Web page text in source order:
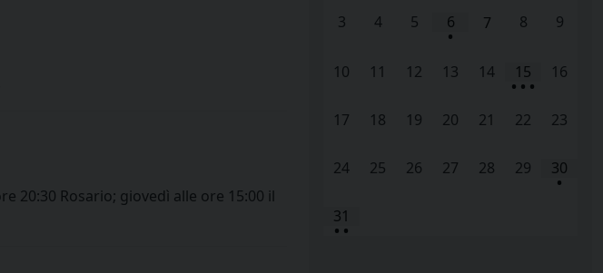
20:30 Rosario; giovedì alle ore 15:00 il
3 4 5 6
•
7 8 9
10 11 12 13 14 15
• • •
16
17 18 19 20 21 22 23
24 25 26 27 28 29 30
•
31
• •